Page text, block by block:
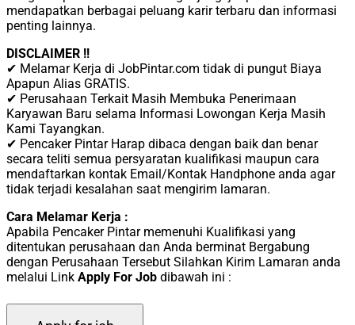
mendapatkan berbagai peluang karir terbaru dan informasi
penting lainnya.
DISCLAIMER !!
✔ Melamar Kerja di JobPintar.com tidak di pungut Biaya
Apapun Alias GRATIS.
✔ Perusahaan Terkait Masih Membuka Penerimaan
Karyawan Baru selama Informasi Lowongan Kerja Masih
Kami Tayangkan.
✔ Pencaker Pintar Harap dibaca dengan baik dan benar
secara teliti semua persyaratan kualifikasi maupun cara
mendaftarkan kontak Email/Kontak Handphone anda agar
tidak terjadi kesalahan saat mengirim lamaran.
Cara Melamar Kerja :
Aраbіlа Pencaker Pintar memenuhi Kualifikasi yang
ditentukan perusahaan dan Anda berminat Bergabung
dengan Perusahaan Tersebut Silahkan Kirim Lamaran anda
melalui Link Apply For Job dibawah ini :